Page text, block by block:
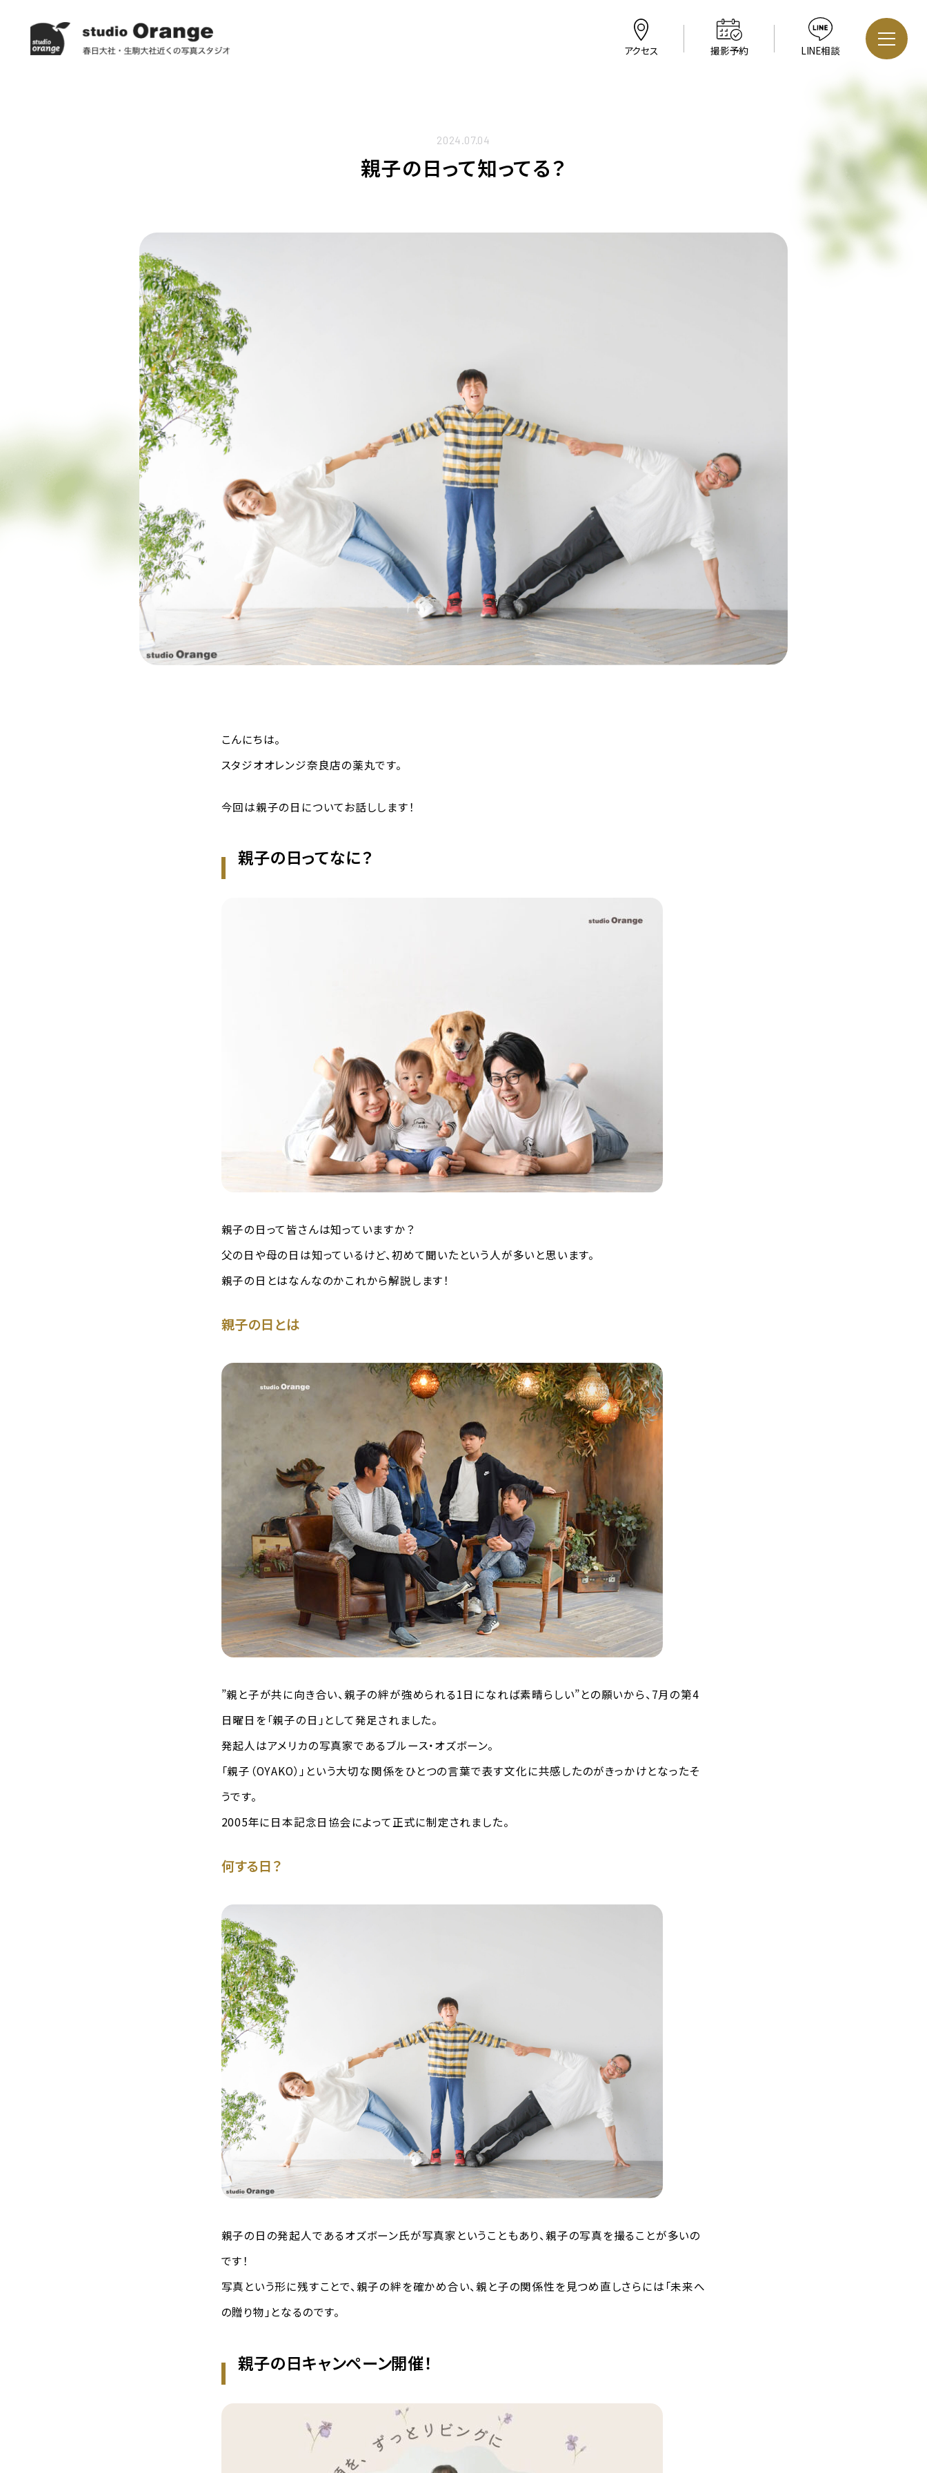
アクセス 撮影予約 LINE相談
2024.07.04
親子の日って知ってる？
こんにちは。
スタジオオレンジ奈良店の薬丸です。
今回は親子の日についてお話しします！
親子の日ってなに？
親子の日って皆さんは知っていますか？
父の日や母の日は知っているけど、初めて聞いたという人が多いと思います。
親子の日とはなんなのかこれから解説します！
親子の日とは
”親と子が共に向き合い、親子の絆が強められる1日になれば素晴らしい”との願いから、7月の第4
日曜日を「親子の日」として発足されました。
発起人はアメリカの写真家であるブルース・オズボーン。
「親子（OYAKO）」という大切な関係をひとつの言葉で表す文化に共感したのがきっかけとなったそ
うです。
2005年に日本記念日協会によって正式に制定されました。
何する日？
親子の日の発起人であるオズボーン氏が写真家ということもあり、親子の写真を撮ることが多いの
です！
写真という形に残すことで、親子の絆を確かめ合い、親と子の関係性を見つめ直しさらには「未来へ
の贈り物」となるのです。
親子の日キャンペーン開催！